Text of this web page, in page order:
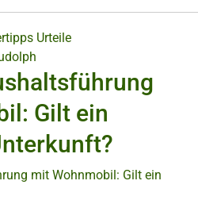
Urteile
Gilt ein